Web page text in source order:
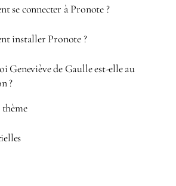
se connecter à Pronote ?
installer Pronote ?
Geneviève de Gaulle est-elle au
?